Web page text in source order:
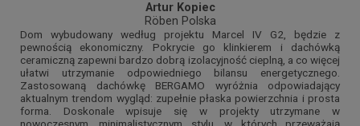
Artur Kopiec
Röben Polska
Dom wybudowany według projektu Marcel IV G2, będzie z
pewnością ekonomiczny. Pokrycie go klinkierem i dachówką
ceramiczną zapewni bardzo dobrą izolacyjność cieplną, a co więcej
ułatwi utrzymanie odpowiedniego bilansu energetycznego.
Zastosowaną dachówkę BERGAMO wyróżnia odpowiadający
aktualnym trendom wygląd: zupełnie płaska powierzchnia i prosta
forma. Doskonale wpisuje się w projekty utrzymane w